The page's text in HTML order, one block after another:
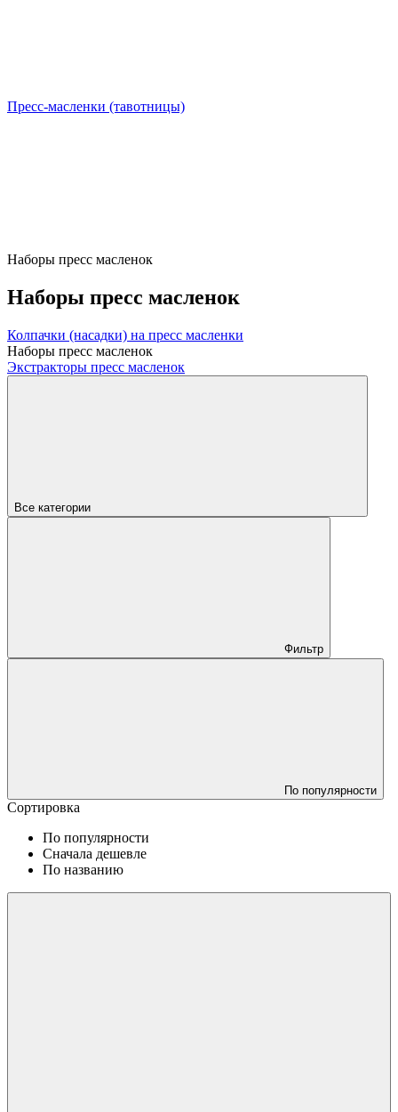
Пресс-масленки (тавотницы)
Наборы пресс масленок
Наборы пресс масленок
Колпачки (насадки) на пресс масленки
Наборы пресс масленок
Экстракторы пресс масленок
Все категории
Фильтр
По популярности
Сортировка
По популярности
Сначала дешевле
По названию